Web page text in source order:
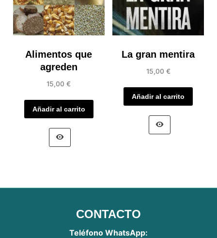
Alimentos que
agreden
15,00€
Añadir al carrito
La gran mentira
15,00 €
Añadir al carrito
CONTACTO
Teléfono WhatsApp: